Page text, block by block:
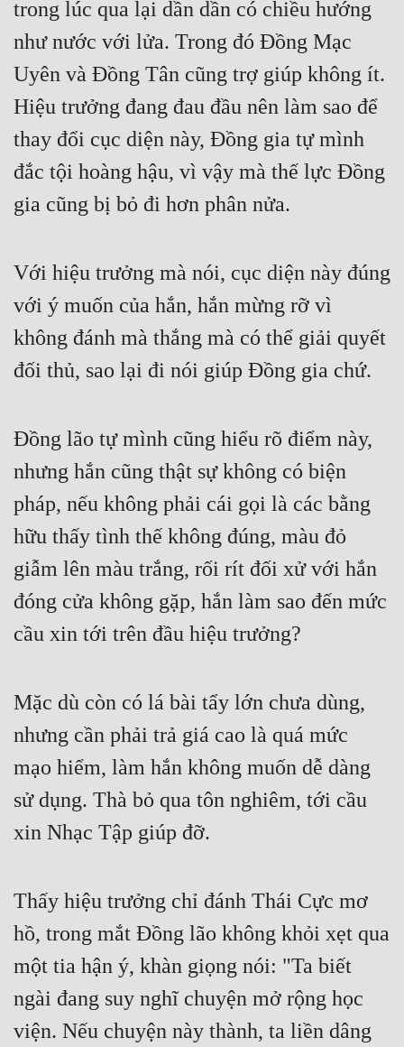
Đẹp
Đẹp Hiệp
Tính Cách Nhân Vật :
Sát Phạt Quyết Đoán
Điềm Đạm
trong lúc qua lại dần dần có chiều hướng
như nước với lửa. Trong đó Đồng Mạc
Uyên và Đồng Tân cũng trợ giúp không ít.
Hiệu trưởng đang đau đầu nên làm sao để
thay đổi cục diện này, Đồng gia tự mình
đắc tội hoàng hậu, vì vậy mà thế lực Đồng
gia cũng bị bỏ đi hơn phân nửa.
Với hiệu trưởng mà nói, cục diện này đúng
với ý muốn của hắn, hắn mừng rỡ vì
không đánh mà thắng mà có thể giải quyết
đối thủ, sao lại đi nói giúp Đồng gia chứ.
Đồng lão tự mình cũng hiểu rõ điểm này,
nhưng hắn cũng thật sự không có biện
pháp, nếu không phải cái gọi là các bằng
hữu thấy tình thế không đúng, màu đỏ
giẫm lên màu trắng, rối rít đối xử với hắn
đóng cửa không gặp, hắn làm sao đến mức
cầu xin tới trên đầu hiệu trưởng?
Mặc dù còn có lá bài tẩy lớn chưa dùng,
nhưng cần phải trả giá cao là quá mức
mạo hiểm, làm hắn không muốn dễ dàng
sử dụng. Thà bỏ qua tôn nghiêm, tới cầu
xin Nhạc Tập giúp đỡ.
Thấy hiệu trưởng chỉ đánh Thái Cực mơ
hồ, trong mắt Đồng lão không khỏi xẹt qua
một tia hận ý, khàn giọng nói: "Ta biết
ngài đang suy nghĩ chuyện mở rộng học
viện. Nếu chuyện này thành, ta liền dâng